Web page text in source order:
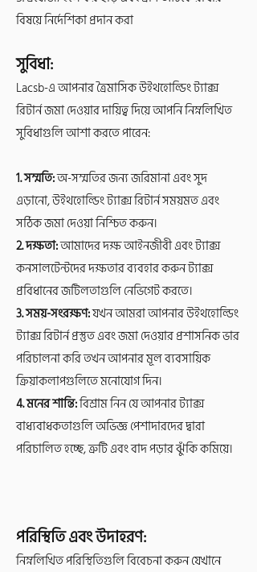
বিষয়ে নির্দেশিকা প্রদান করা
সুবিধা:
Lacsb-এ আপনার ত্রৈমাসিক উইথহোল্ডিং ট্যাক্স
রিটার্ন জমা দেওয়ার দায়িত্ব দিয়ে আপনি নিম্নলিখিত
সুবিধাগুলি আশা করতে পারেন:
1. সম্মতি:অ-সম্মতির জন্য জরিমানা এবং সুদ
এড়ানো, উইথহোল্ডিং ট্যাক্স রিটার্ন সময়মত এবং
সঠিক জমা দেওয়া নিশ্চিত করুন।
2. দক্ষতা:আমাদের দক্ষ আইনজীবী এবং ট্যাক্স
কনসালটেন্টদের দক্ষতার ব্যবহার করুন ট্যাক্স
প্রবিধানের জটিলতাগুলি নেভিগেট করতে।
3. সময়-সংরক্ষণ:যখন আমরা আপনার উইথহোল্ডিং
ট্যাক্স রিটার্ন প্রস্তুত এবং জমা দেওয়ার প্রশাসনিক ভার
পরিচালনা করি তখন আপনার মূল ব্যবসায়িক
ক্রিয়াকলাপগুলিতে মনোযোগ দিন।
4. মনের শান্তি:বিশ্রাম নিন যে আপনার ট্যাক্স
বাধ্যবাধকতাগুলি অভিজ্ঞ পেশাদারদের দ্বারা
পরিচালিত হচ্ছে, ত্রুটি এবং বাদ পড়ার ঝুঁকি কমিয়ে।
পরিস্থিতি এবং উদাহরণ:
নিম্নলিখিত পরিস্থিতিগুলি বিবেচনা করুন যেখানে